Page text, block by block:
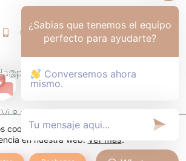
(+57) 317-6006425
8 am a 6 pm - Sa 8am - 12m
cookies para ofrecerte la mejor
en nuestra web. Ver más.
¿Sabias que tenemos el equipo
perfecto para ayudarte?
Conversemos ahora
mismo.